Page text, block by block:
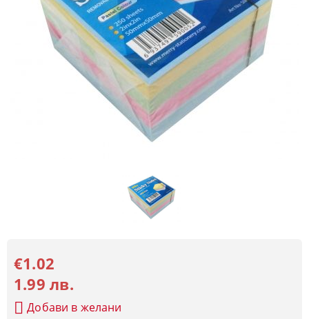
€1.02
1.99 лв.
Добави в желани